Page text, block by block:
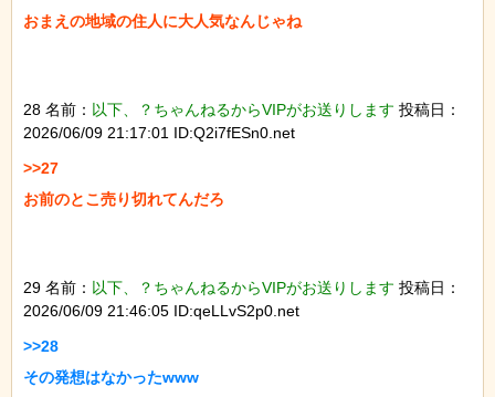
おまえの地域の住人に大人気なんじゃね
28 名前： 以下、？ちゃんねるからVIPがお送りします 投稿日：
2026/06/09 21:17:01 ID:Q2i7fESn0.net
>>27
お前のとこ売り切れてんだろ
29 名前： 以下、？ちゃんねるからVIPがお送りします 投稿日：
2026/06/09 21:46:05 ID:qeLLvS2p0.net
>>28
その発想はなかったwww